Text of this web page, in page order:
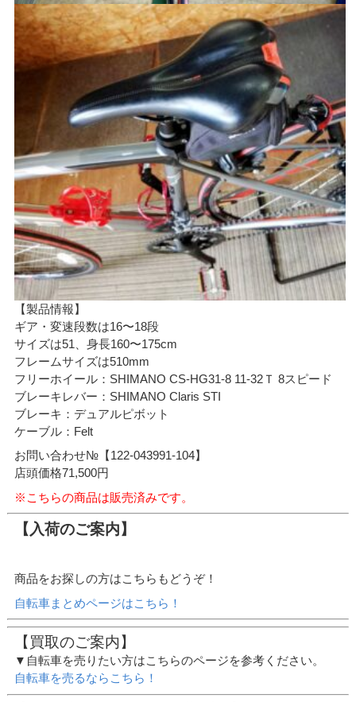
【製品情報】
ギア・変速段数は16〜18段
サイズは51、身長160〜175cm
フレームサイズは510mm
フリーホイール：SHIMANO CS-HG31-8 11-32Ｔ 8スピード
ブレーキレバー：SHIMANO Claris STI
ブレーキ：デュアルピボット
ケーブル：Felt
お問い合わせ№【122-043991-104】
店頭価格71,500円
※こちらの商品は販売済みです。
【入荷のご案内】
商品をお探しの方はこちらもどうぞ！
自転車まとめページはこちら！
【買取のご案内】
▼自転車を売りたい方はこちらのページを参考ください。
自転車を売るならこちら！